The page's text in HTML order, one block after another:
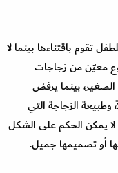
تقوم باقتناءها بينما لا
معيّن من زجاجات
الصغير، بينما يرفض
وطبيعة الزجاجة التي
لا يمكن الحكم على الشكل
أو تصميمها جميل.